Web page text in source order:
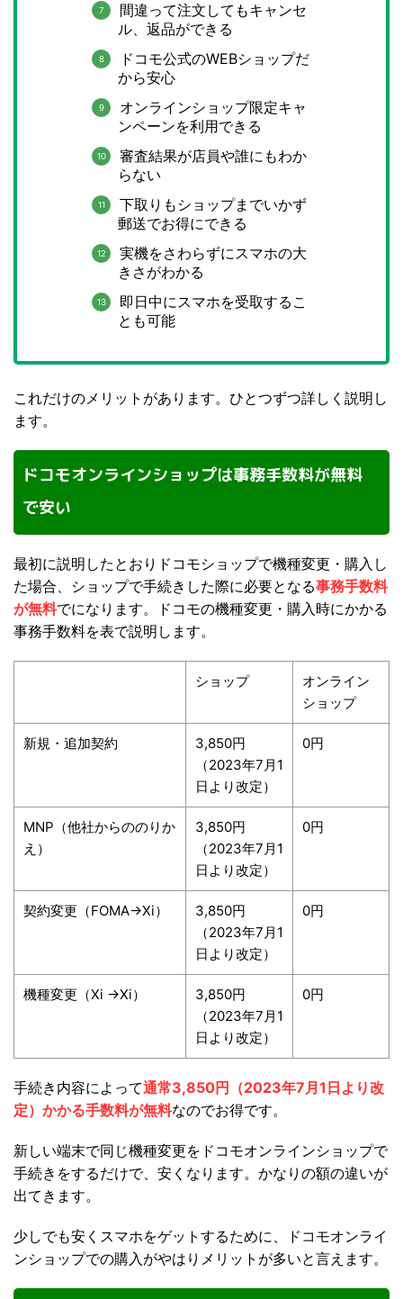
間違って注文してもキャンセ
ル、返品ができる
ドコモ公式のWEBショップだ
から安心
オンラインショップ限定キャ
ンペーンを利用できる
審査結果が店員や誰にもわか
らない
下取りもショップまでいかず
郵送でお得にできる
実機をさわらずにスマホの大
きさがわかる
即日中にスマホを受取するこ
とも可能
これだけのメリットがあります。ひとつずつ詳しく説明し
ます。
ドコモオンラインショップは事務手数料が無料
で安い
最初に説明したとおりドコモショップで機種変更・購入し
た場合、ショップで手続きした際に必要となる事務手数料
が無料でになります。ドコモの機種変更・購入時にかかる
事務手数料を表で説明します。
ショップ
オンライン
ショップ
新規・追加契約
3,850円
（2023年7月1
日より改定）
0円
MNP（他社からののりか
え）
3,850円
（2023年7月1
日より改定）
0円
契約変更（FOMA→Xi）
3,850円
（2023年7月1
日より改定）
0円
機種変更（Xi →Xi）
3,850円
（2023年7月1
日より改定）
0円
手続き内容によって通常3,850円（2023年7月1日より改
定）かかる手数料が無料なのでお得です。
新しい端末で同じ機種変更をドコモオンラインショップで
手続きをするだけで、安くなります。かなりの額の違いが
出てきます。
少しでも安くスマホをゲットするために、ドコモオンライ
ンショップでの購入がやはりメリットが多いと言えます。